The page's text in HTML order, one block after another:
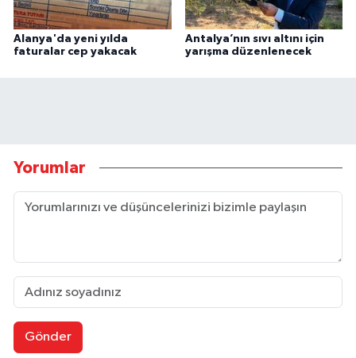
Alanya'da yeni yılda
faturalar cep yakacak
Antalya’nın sıvı altını için
yarışma düzenlenecek
Yorumlar
Gönder